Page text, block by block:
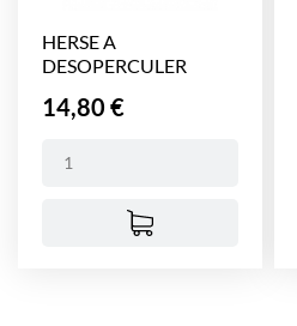
HERSE A
DESOPERCULER
Prix
14,80 €